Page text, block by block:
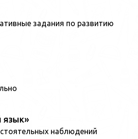
задания по развитию
язык»
наблюдений